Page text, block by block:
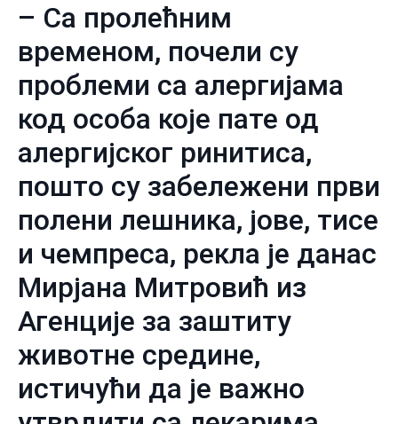
– Са пролећним
временом, почели су
проблеми са алергијама
код особа које пате од
алергијског ринитиса,
пошто су забележени први
полени лешника, јове, тисе
и чемпреса, рекла је данас
Мирјана Митровић из
Агенције за заштиту
животне средине,
истичући да је важно